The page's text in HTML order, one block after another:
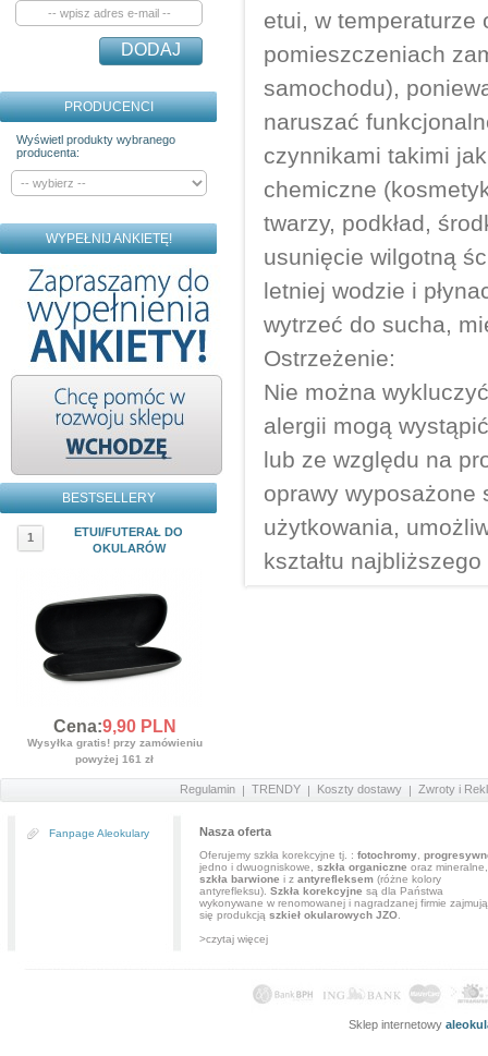
DODAJ
PRODUCENCI
Wyświetl produkty wybranego
producenta:
WYPEŁNIJ ANKIETĘ!
BESTSELLERY
1
ETUI/FUTERAŁ DO
OKULARÓW
Cena:9,90PLN
Wysyłka gratis! przy zamówieniu
powyżej 161 zł
etui, w temperaturze
pomieszczeniach
samochodu),
naruszać
czynnikami takimi
chemiczne
twarzy, podkład,
usunięcie wilgotną
letniej wodzie i
wytrzeć do sucha,
Ostrzeżenie:
Nie można
alergii mogą
lub ze względu na
oprawy wyposażone
użytkowania,
kształtu
Regulamin TRENDY Koszty dostawy Zwroty i
Fanpage Aleokulary Nasza oferta
Oferujemy szkła korekcyjne tj. : fotochromy
jedno i dwuogniskowe, szkła organiczne oraz mineralne,
szkła barwione i z antyrefleksem (różne kolory
antyrefleksu). Szkła korekcyjne są dla Państwa
wykonywane w renomowanej i nagradzanej firmie
się produkcją szkieł okularowych JZO
>czytaj więcej
Sklep internetowy